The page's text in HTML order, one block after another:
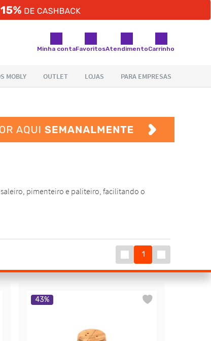
Minha contaFavoritosAtendimentoCarrinho
1
43%